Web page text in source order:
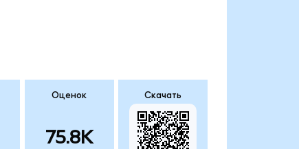
Оценок
75.8K
Скачать